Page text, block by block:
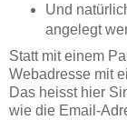
Und
angelegt
Statt mit einem
Webadresse mit
Das heisst hier
wie die Email-